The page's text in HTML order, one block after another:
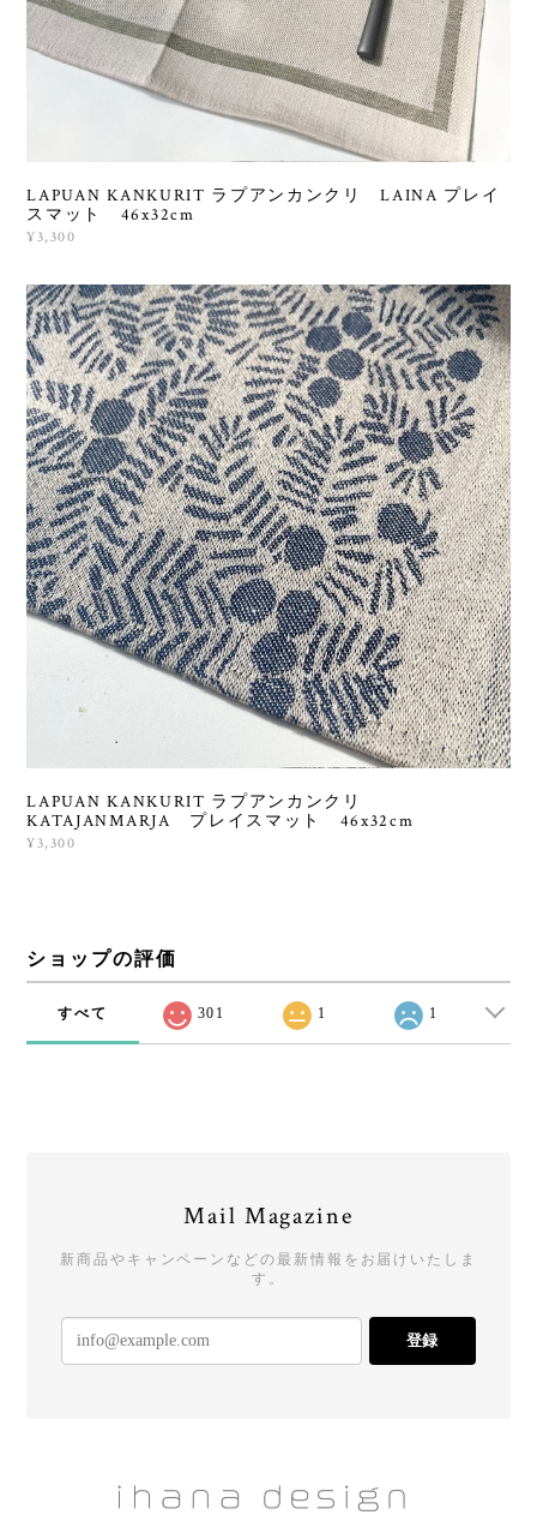
LAPUAN KANKURIT ラプアンカンクリ LAINA プレイ
スマット 46x32cm
¥3,300
LAPUAN KANKURIT ラプアンカンクリ
KATAJANMARJA プレイスマット 46x32cm
¥3,300
ショップの評価
すべて 301 1 1
Mail Magazine
新商品やキャンペーンなどの最新情報をお届けいたしま
す。
登録